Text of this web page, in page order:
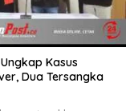
Kasus
Dua Tersangka